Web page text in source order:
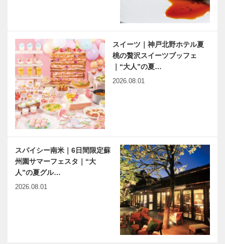
スイーツ｜神戸北野ホテル夏
桃の贅沢スイーツブッフェ
｜“大人”の夏…
2026.08.01
スパイシー南米｜6日間限定蘇
州園サマーフェスタ｜“大
人”の夏グル…
2026.08.01